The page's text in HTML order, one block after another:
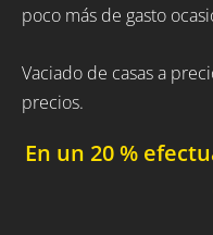
poco más de gasto
Vaciado de casas a
precios.
En un 20 %